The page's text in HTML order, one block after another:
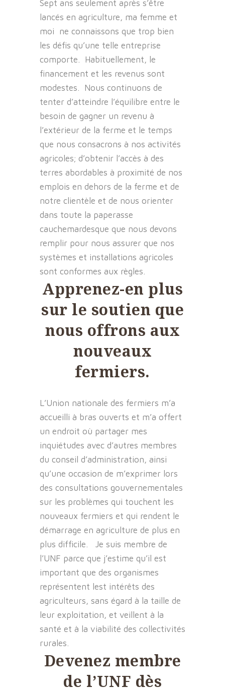
Sept ans seulement après s’être
lancés en agriculture, ma femme et
moi ne connaissons que trop bien
les défis qu’une telle entreprise
comporte. Habituellement, le
financement et les revenus sont
modestes. Nous continuons de
tenter d’atteindre l’équilibre entre le
besoin de gagner un revenu à
l’extérieur de la ferme et le temps
que nous consacrons à nos activités
agricoles; d’obtenir l’accès à des
terres abordables à proximité de nos
emplois en dehors de la ferme et de
notre clientèle et de nous orienter
dans toute la paperasse
cauchemardesque que nous devons
remplir pour nous assurer que nos
systèmes et installations agricoles
sont conformes aux règles.
Apprenez-en plus
sur le soutien que
nous offrons aux
nouveaux
fermiers.
L’Union nationale des fermiers m’a
accueilli à bras ouverts et m’a offert
un endroit où partager mes
inquiétudes avec d’autres membres
du conseil d’administration, ainsi
qu’une occasion de m’exprimer lors
des consultations gouvernementales
sur les problèmes qui touchent les
nouveaux fermiers et qui rendent le
démarrage en agriculture de plus en
plus difficile. Je suis membre de
l’UNF parce que j’estime qu’il est
important que des organismes
représentent lest intérêts des
agriculteurs, sans égard à la taille de
leur exploitation, et veillent à la
santé et à la viabilité des collectivités
rurales.
Devenez membre
de l’UNF dès